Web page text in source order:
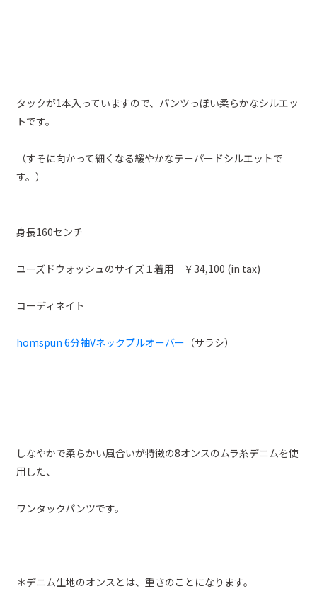
タックが1本入っていますので、パンツっぽい柔らかなシルエッ
トです。
（すそに向かって細くなる緩やかなテーパードシルエットで
す。）
身長160センチ
ユーズドウォッシュのサイズ１着用 ￥34,100 (in tax)
コーディネイト
homspun 6分袖Vネックプルオーバー （サラシ）
しなやかで柔らかい風合いが特徴の8オンスのムラ糸デニムを使
用した、
ワンタックパンツです。
＊デニム生地のオンスとは、重さのことになります。